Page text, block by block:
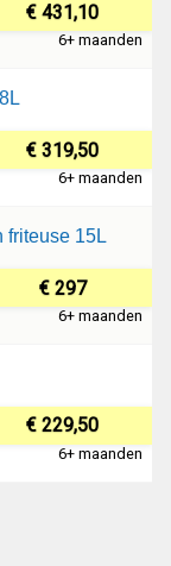
€ 431,10
6+ maanden
€ 319,50
6+ maanden
friteuse 15L
€ 297
6+ maanden
€ 229,50
6+ maanden